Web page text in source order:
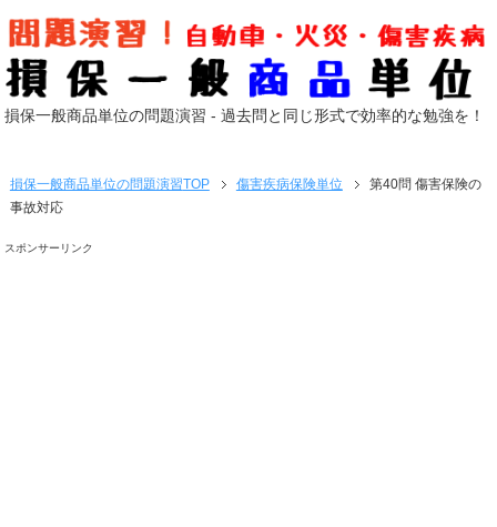
損保一般商品単位の問題演習 - 過去問と同じ形式で効率的な勉強を！
損保一般商品単位の問題演習TOP 傷害疾病保険単位
第40問 傷害保険の
事故対応
スポンサーリンク